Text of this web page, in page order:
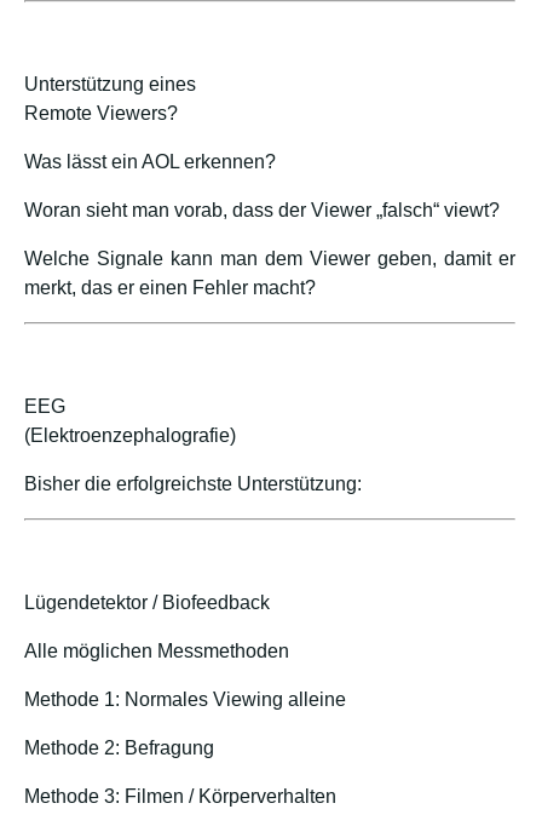
Unterstützung eines
Remote Viewers?
Was lässt ein AOL erkennen?
Woran sieht man vorab, dass der Viewer „falsch“ viewt?
Welche Signale kann man dem Viewer geben, damit er
merkt, das er einen Fehler macht?
EEG
(Elektroenzephalografie)
Bisher die erfolgreichste Unterstützung:
Lügendetektor / Biofeedback
Alle möglichen Messmethoden
Methode 1: Normales Viewing alleine
Methode 2: Befragung
Methode 3: Filmen / Körperverhalten